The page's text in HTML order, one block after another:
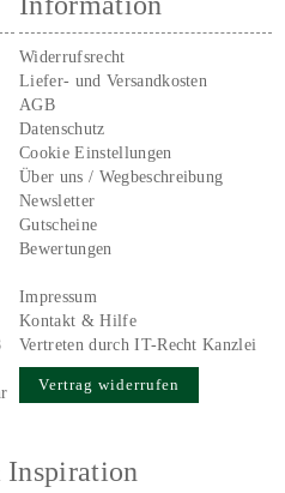
Widerrufsrecht
Liefer- und Versandkosten
AGB
Datenschutz
Cookie Einstellungen
Über uns / Wegbeschreibung
Newsletter
Gutscheine
Bewertungen
Impressum
Kontakt & Hilfe
Vertreten durch IT-Recht Kanzlei
Vertrag widerrufen
Inspiration